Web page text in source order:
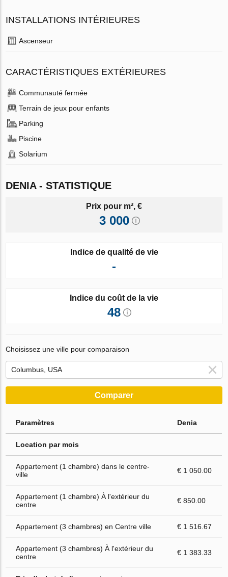
INSTALLATIONS INTÉRIEURES
Ascenseur
CARACTÉRISTIQUES EXTÉRIEURES
Communauté fermée
Terrain de jeux pour enfants
Parking
Piscine
Solarium
DENIA - STATISTIQUE
Prix pour m², €
3 000
Indice de qualité de vie
-
Indice du coût de la vie
48
Choisissez une ville pour comparaison
Comparer
Paramètres Denia
Location par mois
Appartement (1 chambre) dans le centre-
ville
€ 1 050.00
Appartement (1 chambre) À l'extérieur du
centre
€ 850.00
Appartement (3 chambres) en Centre ville € 1 516.67
Appartement (3 chambres) À l'extérieur du
centre
€ 1 383.33